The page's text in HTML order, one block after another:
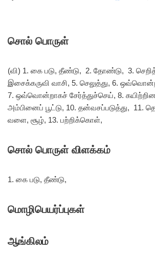
சொல் பொருள்
(வி) 1. கை படு, தீண்டு, 2. தோண்டு, 3.
இசைக்கருவி வாசி, 5. செலுத்து, 6.
7. ஒவ்வொன்றாகச் சேர்த்துச்செய், 8.
அம்பினைப் பூட்டு, 10. தன்வசப்படுத்து, 11.
வளை, சூழ், 13. பற்றிக்கொள்,
சொல் பொருள் விளக்கம்
1. கை படு, தீண்டு,
மொழிபெயர்ப்புகள்
ஆங்கிலம்